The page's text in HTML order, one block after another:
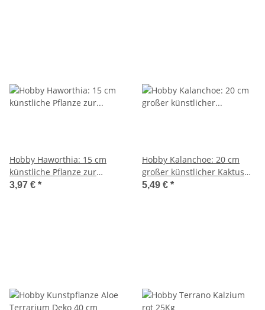
Hobby Haworthia: 15 cm
künstliche Pflanze zur
Terrariendekoration
3,97 € *
Hobby Kalanchoe: 20 cm
großer künstlicher Kaktus
für Terrariendekoration
5,49 € *